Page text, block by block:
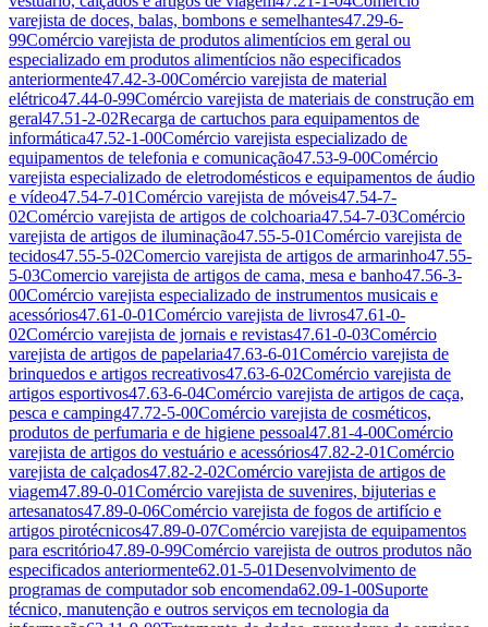
varejista de doces, balas, bombons e semelhantes47.29-6-
99Comércio varejista de produtos alimentícios em geral ou
especializado em produtos alimentícios não especificados
anteriormente47.42-3-00Comércio varejista de material
elétrico47.44-0-99Comércio varejista de materiais de construção em
geral47.51-2-02Recarga de cartuchos para equipamentos de
informática47.52-1-00Comércio varejista especializado de
equipamentos de telefonia e comunicação47.53-9-00Comércio
varejista especializado de eletrodomésticos e equipamentos de áudio
e vídeo47.54-7-01Comércio varejista de móveis47.54-7-
02Comércio varejista de artigos de colchoaria47.54-7-03Comércio
varejista de artigos de iluminação47.55-5-01Comércio varejista de
tecidos47.55-5-02Comercio varejista de artigos de armarinho47.55-
5-03Comercio varejista de artigos de cama, mesa e banho47.56-3-
00Comércio varejista especializado de instrumentos musicais e
acessórios47.61-0-01Comércio varejista de livros47.61-0-
02Comércio varejista de jornais e revistas47.61-0-03Comércio
varejista de artigos de papelaria47.63-6-01Comércio varejista de
brinquedos e artigos recreativos47.63-6-02Comércio varejista de
artigos esportivos47.63-6-04Comércio varejista de artigos de caça,
pesca e camping47.72-5-00Comércio varejista de cosméticos,
produtos de perfumaria e de higiene pessoal47.81-4-00Comércio
varejista de artigos do vestuário e acessórios47.82-2-01Comércio
varejista de calçados47.82-2-02Comércio varejista de artigos de
viagem47.89-0-01Comércio varejista de suvenires, bijuterias e
artesanatos47.89-0-06Comércio varejista de fogos de artifício e
artigos pirotécnicos47.89-0-07Comércio varejista de equipamentos
para escritório47.89-0-99Comércio varejista de outros produtos não
especificados anteriormente62.01-5-01Desenvolvimento de
programas de computador sob encomenda62.09-1-00Suporte
técnico, manutenção e outros serviços em tecnologia da